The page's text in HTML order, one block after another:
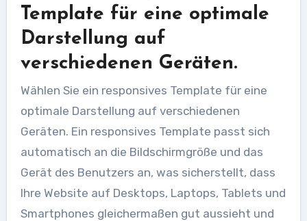
Template für eine optimale
Darstellung auf
verschiedenen Geräten.
Wählen Sie ein responsives Template für eine
optimale Darstellung auf verschiedenen
Geräten. Ein responsives Template passt sich
automatisch an die Bildschirmgröße und das
Gerät des Benutzers an, was sicherstellt, dass
Ihre Website auf Desktops, Laptops, Tablets und
Smartphones gleichermaßen gut aussieht und